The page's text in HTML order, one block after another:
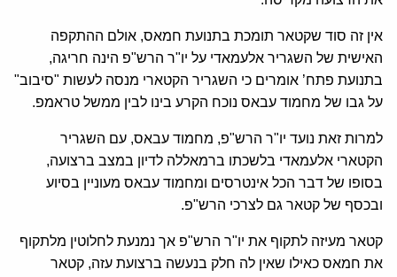
אין זה סוד שקטאר תומכת בתנועת חמאס, אולם ההתקפה
האישית של השגריר אלעמאדי על יו"ר הרש"פ הינה חריגה,
בתנועת פתח’ אומרים כי השגריר הקטארי מנסה לעשות "סיבוב"
על גבו של מחמוד עבאס נוכח הקרע בינו לבין ממשל טראמפ.
למרות זאת נועד יו"ר הרש"פ, מחמוד עבאס, עם השגריר
הקטארי אלעמאדי בלשכתו ברמאללה לדיון במצב ברצועה,
בסופו של דבר הכל אינטרסים ומחמוד עבאס מעוניין בסיוע
ובכסף של קטאר גם לצרכי הרש"פ.
קטאר מעיזה לתקוף את יו"ר הרש"פ אך נמנעת לחלוטין מלתקוף
את חמאס כאילו שאין לה חלק בנעשה ברצועת עזה, קטאר